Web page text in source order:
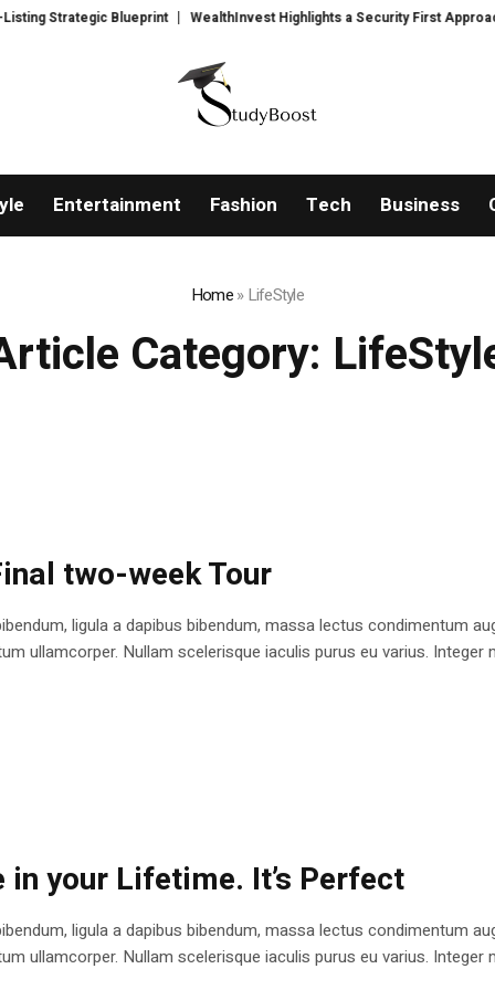
Blueprint WealthInvest Highlights a Security First Approach to AI
Entertainment Fashion Tech Business
Home»LifeStyle
Category:
two-week Tour
ligula a dapibus bibendum, massa lectus condimentum
ullamcorper. Nullam scelerisque iaculis purus eu varius.
your Lifetime. It’s Perfect
ligula a dapibus bibendum, massa lectus condimentum
ullamcorper. Nullam scelerisque iaculis purus eu varius.